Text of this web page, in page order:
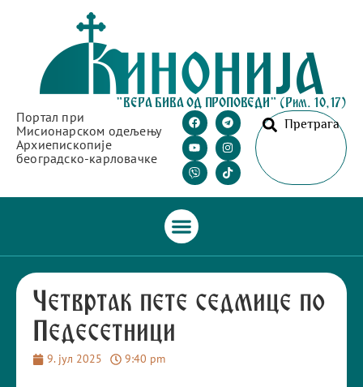
"ВЕРА БИВА ОД ПРОПОВЕДИ" (Рим. 10,17)
Портал при
Мисионарском одељењу
Архиепископије
београдско-карловачке
Претрага
Четвртак пете седмице по
Педесетници
9. јул 2025 9:40 pm